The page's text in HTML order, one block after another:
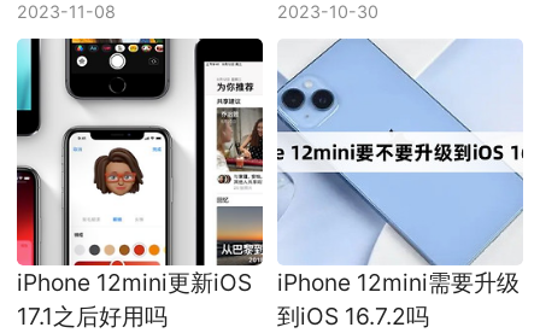
2023-11-08 2023-10-30
iPhone 12mini更新iOS
17.1之后好用吗
iPhone 12mini需要升级
到iOS 16.7.2吗